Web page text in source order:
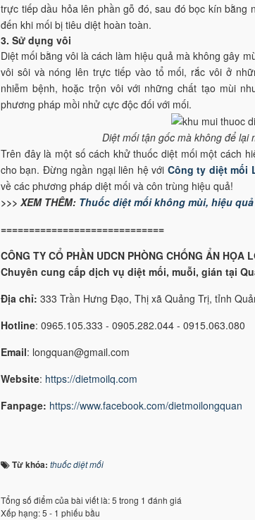
trực tiếp dầu hỏa lên phần gỗ đó, sau đó bọc kín bằng
đến khi mối bị tiêu diệt hoàn toàn.
3. Sử dụng vôi
Diệt mối bằng vôi là cách làm hiệu quả mà không gây
vôi sôi và nóng lên trực tiếp vào tổ mối, rắc vôi ở
nhiễm bệnh, hoặc trộn vôi với những chất tạo mùi
phương pháp mồi nhử cực độc đối với mối.
Diệt mối tận gốc mà không để lại
Trên đây là một số cách khử thuốc diệt mối một cách
cho bạn. Đừng ngần ngại liên hệ với Công ty diệt mối
về các phương pháp diệt mối và côn trùng hiệu quả!
>>> XEM THÊM: Thuốc diệt mối không mùi, hiệu
=============================
CÔNG TY CỔ PHẦN UDCN PHÒNG CHỐNG ẨN HỌA
Chuyên cung cấp dịch vụ diệt mối, muỗi, gián tại
Địa chỉ: 333 Trần Hưng Đạo, Thị xã Quảng Trị, tỉnh
Hotline: 0965.105.333 - 0905.282.044 - 0915.063.080
Email: longquan@gmail.com
Website: https://dietmoilq.com
Fanpage: https://www.facebook.com/dietmoilongquan
Từ khóa: thuốc diệt mối
Tổng số điểm của bài viết là: 5 trong 1 đánh giá
Xếp hạng:5 - 1 phiếu bầu